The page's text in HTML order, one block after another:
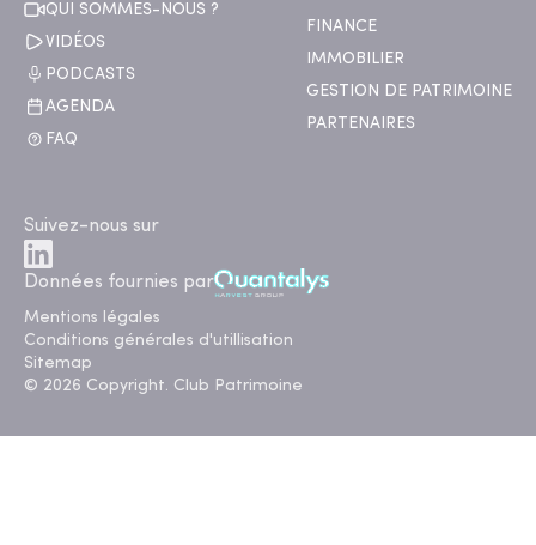
QUI SOMMES-NOUS ?
VIDÉOS
PODCASTS
AGENDA
FAQ
FINANCE
IMMOBILIER
GESTION DE PATRIMOINE
PARTENAIRES
Suivez-nous sur
Données fournies par
Mentions légales
Conditions générales d'utillisation
Sitemap
© 2026 Copyright. Club Patrimoine